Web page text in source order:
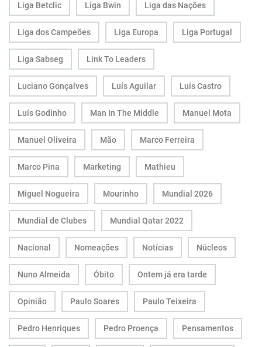
Liga Betclic Liga Bwin Liga das Nações
Liga dos Campeões Liga Europa Liga Portugal
Liga Sabseg Link To Leaders
Luciano Gonçalves Luís Aguilar Luís Castro
Luís Godinho Man In The Middle Manuel Mota
Manuel Oliveira Mão Marco Ferreira
Marco Pina Marketing Mathieu
Miguel Nogueira Mourinho Mundial 2026
Mundial de Clubes Mundial Qatar 2022
Nacional Nomeações Notícias Núcleos
Nuno Almeida Óbito Ontem já era tarde
Opinião Paulo Soares Paulo Teixeira
Pedro Henriques Pedro Proença Pensamentos